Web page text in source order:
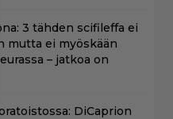
3 tähden scifileffa ei
mutta ei myöskään
– jatkoa on
DiCaprion